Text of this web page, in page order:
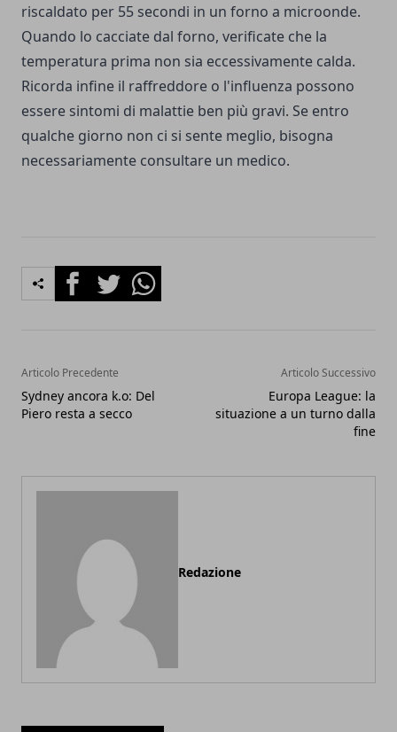
riscaldato per 55 secondi in un forno a microonde.
Quando lo cacciate dal forno, verificate che la
temperatura prima non sia eccessivamente calda.
Ricorda infine il raffreddore o l'influenza possono
essere sintomi di malattie ben più gravi. Se entro
qualche giorno non ci si sente meglio, bisogna
necessariamente consultare un medico.
FacebookTwitterWhatsapp
Articolo Precedente
Sydney ancora k.o: Del
Piero resta a secco
Articolo Successivo
Europa League: la
situazione a un turno dalla
fine
Redazione